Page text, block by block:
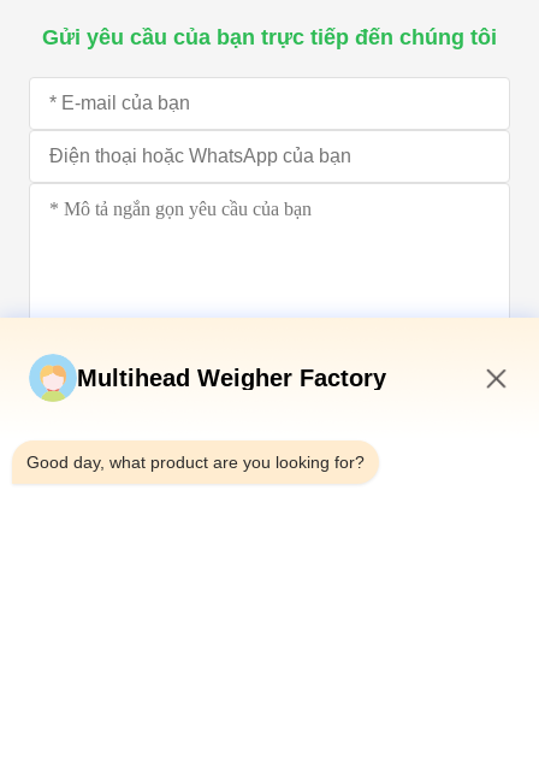
Gửi yêu cầu của bạn trực tiếp đến chúng tôi
Multihead Weigher Factory
Good day, what product are you looking for?